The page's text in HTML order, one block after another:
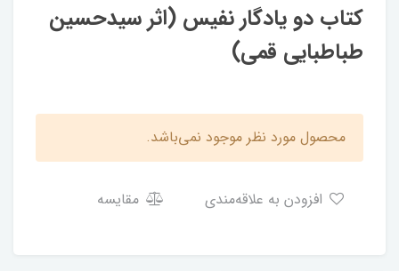
کتاب دو یادگار نفیس (اثر سیدحسین
طباطبایی قمی)
محصول مورد نظر موجود نمی‌باشد.
مقایسه